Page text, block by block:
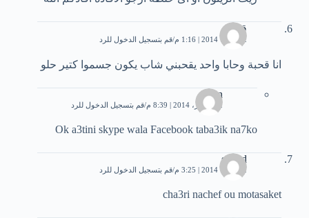
قحبة
2 فبراير، 2014 | 1:16 م قم بتسجيل الدخول للرد
انا قحبة وحابا واحد يقحبني شاب يكون جسموا كتير حلو
Men
22 فبراير، 2014 | 8:39 م قم بتسجيل الدخول للرد
Ok a3tini skype wala Facebook taba3ik na7ko
souad
2 فبراير، 2014 | 3:25 م قم بتسجيل الدخول للرد
cha3ri nachef ou motasaket